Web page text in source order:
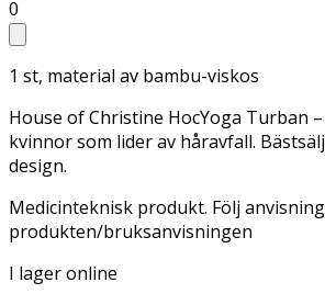
0
1 st, material av bambu-viskos
House of Christine HocYoga Turban
kvinnor som lider av håravfall.
design.
Medicinteknisk produkt. Följ
produkten/bruksanvisningen
I lager online